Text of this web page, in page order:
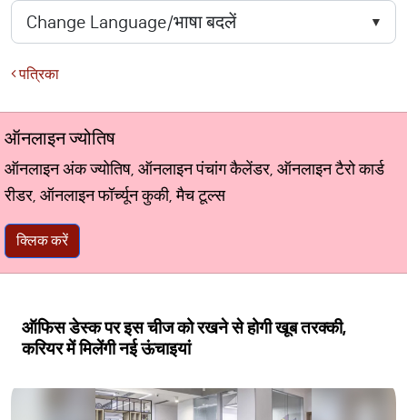
पत्रिका
ऑनलाइन ज्योतिष
ऑनलाइन अंक ज्योतिष, ऑनलाइन पंचांग कैलेंडर, ऑनलाइन टैरो कार्ड
रीडर, ऑनलाइन फॉर्च्यून कुकी, मैच टूल्स
क्लिक करें
ऑफिस डेस्क पर इस चीज को रखने से होगी खूब तरक्की,
करियर में मिलेंगी नई ऊंचाइयां